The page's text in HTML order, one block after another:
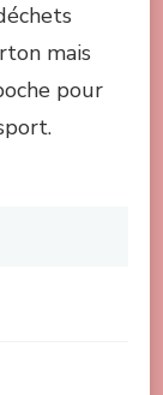
mais
pour